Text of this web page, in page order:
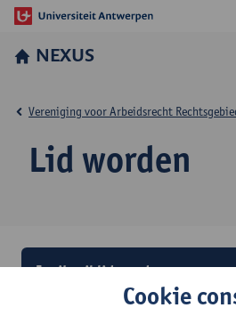
NEXUS
Lid worden
Vereniging voor Arbeidsrecht
Ja, ik wil lid worden
Word lid en geniet van exclusieve
Cookie